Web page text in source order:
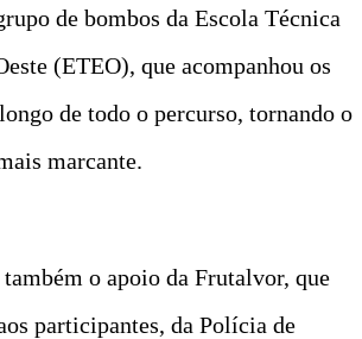
de bombos da Escola Técnica
(ETEO), que acompanhou os
de todo o percurso, tornando o
marcante.
o apoio da Frutalvor, que
participantes, da Polícia de